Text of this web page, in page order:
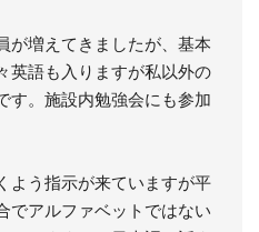
が増えてきましたが、基本
英語も入りますが私以外の
す。施設内勉強会にも参加
よう指示が来ていますが平
でアルファベットではない